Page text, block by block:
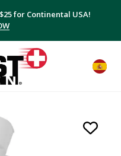
for Continental USA!